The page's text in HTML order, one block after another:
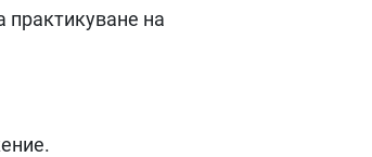
практикуване на